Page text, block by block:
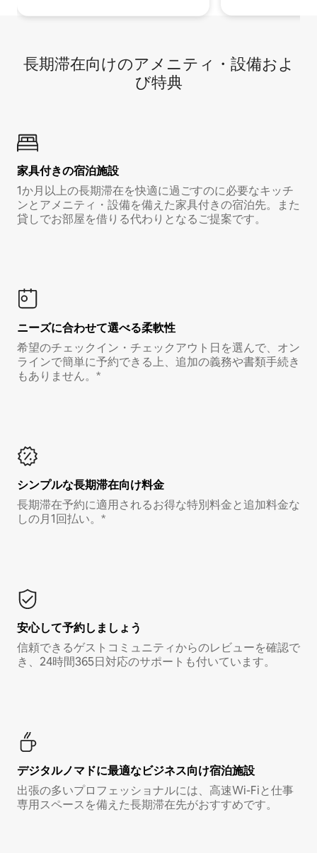
長期滞在向け⁠のア⁠メ⁠ニ⁠テ⁠ィ⁠・設⁠備⁠およ
び特⁠典
家具付き⁠の宿⁠泊⁠施⁠設
1か月以上の長期滞在を快適に過ごすのに必要なキッチ
ンとアメニティ・設備を備えた家具付きの宿泊先。また
貸しでお部屋を借りる代わりとなるご提案です。
ニーズに合わせて選べる柔軟性
希望のチェックイン・チェックアウト日を選んで、オン
ラインで簡単に予約できる上、追加の義務や書類手続き
もありません。*
シンプルな長期滞在向け料金
長期滞在予約に適用されるお得な特別料金と追加料金な
しの月1回払い。*
安心して予約しましょう
信頼できるゲストコミュニティからのレビューを確認で
き、24時間365日対応のサポートも付いています。
デジタルノマド⁠に最⁠適⁠なビ⁠ジ⁠ネ⁠ス⁠向⁠け宿⁠泊⁠施⁠設
出張の多いプロフェッショナルには、高速Wi-Fiと仕事
専用スペースを備えた長期滞在先がおすすめです。